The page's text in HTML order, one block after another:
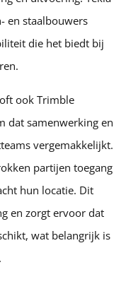
en staalbouwers
die het biedt bij
ook Trimble
dat samenwerking en
vergemakkelijkt.
partijen toegang
hun locatie. Dit
en zorgt ervoor dat
wat belangrijk is